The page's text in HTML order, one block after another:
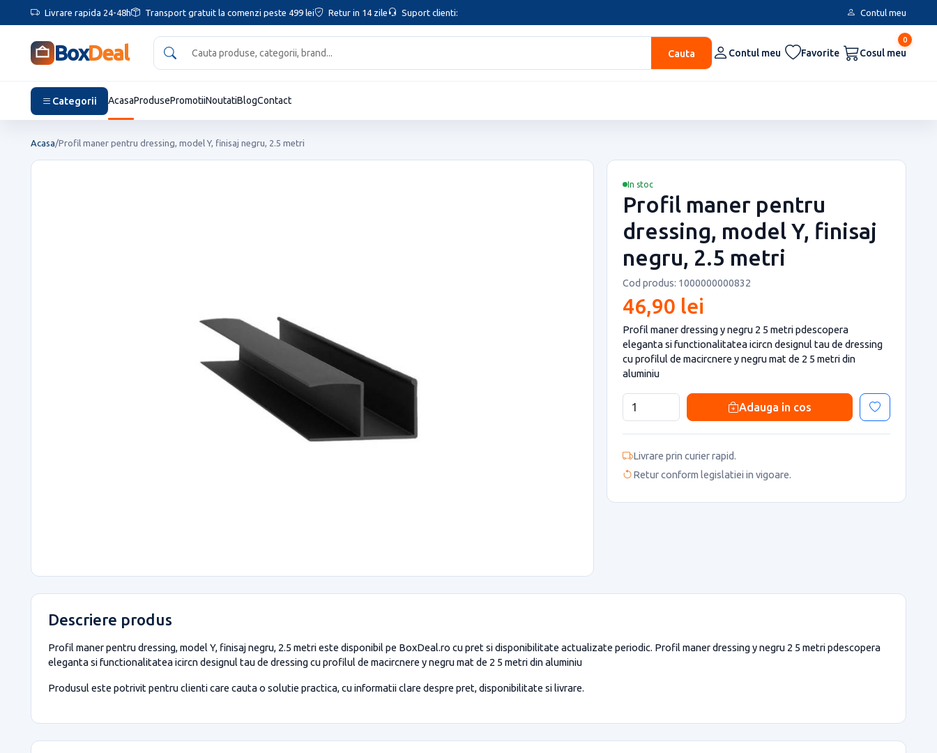
Livrare rapida 24-48h Transport gratuit la comenzi peste 499 lei Retur in 14 zile Suport clienti: Contul meu
BoxDeal Cauta Contul meu Favorite
0
Cosul meu
Categorii AcasaProdusePromotiiNoutatiBlogContact
Acasa/Profil maner pentru dressing, model Y, finisaj negru, 2.5 metri
In stoc
Profil maner pentru
dressing, model Y, finisaj
negru, 2.5 metri
Cod produs: 1000000000832
46,90 lei
Profil maner dressing y negru 2 5 metri pdescopera
eleganta si functionalitatea icircn designul tau de dressing
cu profilul de macircnere y negru mat de 2 5 metri din
aluminiu
Adauga in cos
Livrare prin curier rapid.
Retur conform legislatiei in vigoare.
Descriere produs
Profil maner pentru dressing, model Y, finisaj negru, 2.5 metri este disponibil pe BoxDeal.ro cu pret si disponibilitate actualizate periodic. Profil maner dressing y negru 2 5 metri pdescopera
eleganta si functionalitatea icircn designul tau de dressing cu profilul de macircnere y negru mat de 2 5 metri din aluminiu
Produsul este potrivit pentru clienti care cauta o solutie practica, cu informatii clare despre pret, disponibilitate si livrare.